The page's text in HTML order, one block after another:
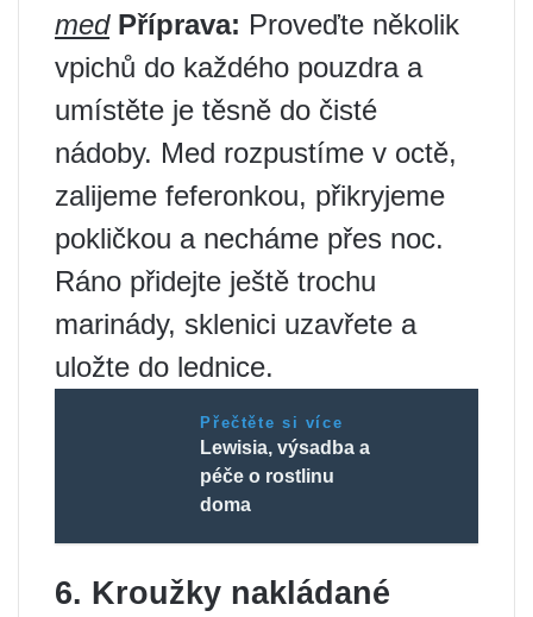
med Příprava: Proveďte několik
vpichů do každého pouzdra a
umístěte je těsně do čisté
nádoby. Med rozpustíme v octě,
zalijeme feferonkou, přikryjeme
pokličkou a necháme přes noc.
Ráno přidejte ještě trochu
marinády, sklenici uzavřete a
uložte do lednice.
Přečtěte si více
Lewisia, výsadba a
péče o rostlinu
doma
6. Kroužky nakládané